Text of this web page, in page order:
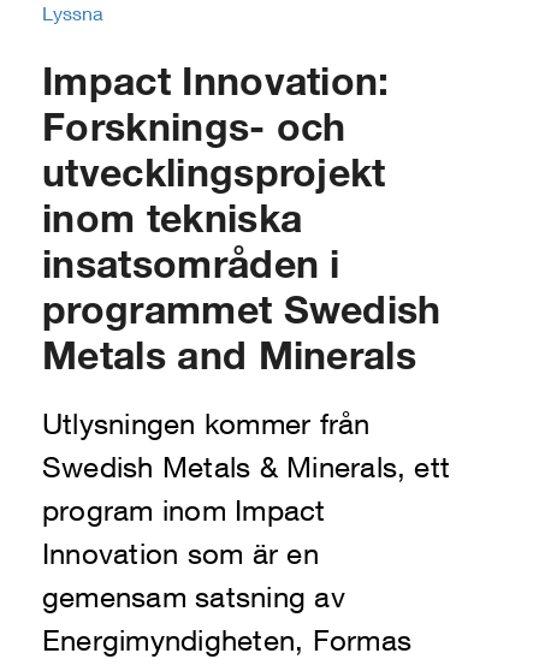
Lyssna
Impact Innovation:
Forsknings- och
utvecklingsprojekt
inom tekniska
insatsområden i
programmet Swedish
Metals and Minerals
Utlysningen kommer från
Swedish Metals & Minerals, ett
program inom Impact
Innovation som är en
gemensam satsning av
Energimyndigheten, Formas